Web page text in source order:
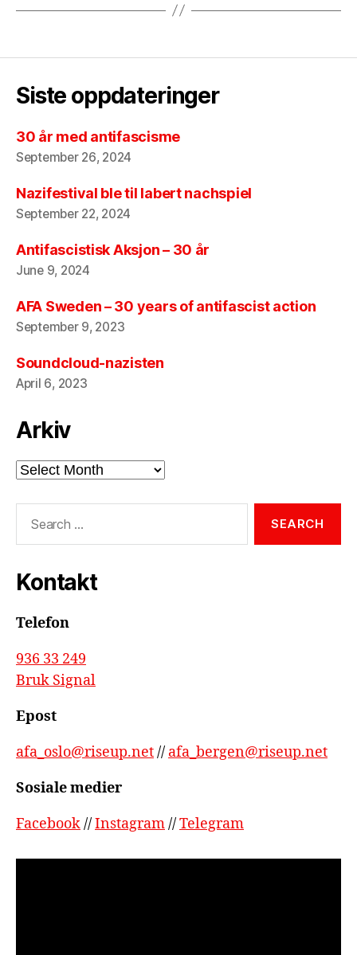
Siste oppdateringer
30 år med antifascisme
September 26, 2024
Nazifestival ble til labert nachspiel
September 22, 2024
Antifascistisk Aksjon – 30 år
June 9, 2024
AFA Sweden – 30 years of antifascist action
September 9, 2023
Soundcloud-nazisten
April 6, 2023
Arkiv
Arkiv
Kontakt
Telefon
936 33 249
Bruk Signal
Epost
afa_oslo@riseup.net// afa_bergen@riseup.net
Sosiale medier
Facebook//Instagram//Telegram